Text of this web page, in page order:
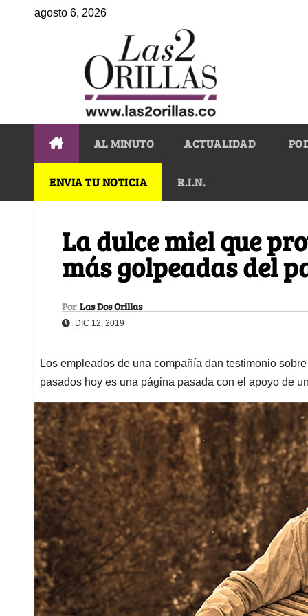
agosto 6, 2026
AL MINUTO ACTUALIDAD
ENVIA TU NOTICIA R.I.N.
La dulce miel que
más golpeadas del
Por Las Dos Orillas
DIC 12, 2019
Los empleados de una compañía dan testimonio
pasados hoy es una página pasada con el apoyo de